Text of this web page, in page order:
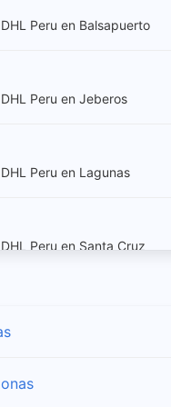
Peru en Balsapuerto
Peru en Jeberos
Peru en Lagunas
Peru en Santa Cruz
Rojas
Peru en Yurimaguas